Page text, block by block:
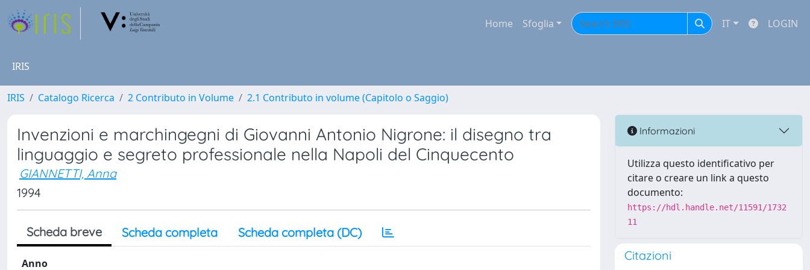
Home Sfoglia IT LOGIN
IRIS
IRIS Catalogo Ricerca 2 Contributo in Volume 2.1 Contributo in volume (Capitolo o Saggio)
Invenzioni e marchingegni di Giovanni Antonio Nigrone: il disegno tra
linguaggio e segreto professionale nella Napoli del Cinquecento
GIANNETTI, Anna
1994
Scheda breve Scheda completa Scheda completa (DC)
Anno
Informazioni
Utilizza questo identificativo per
citare o creare un link a questo
documento:
https://hdl.handle.net/11591/1732
11
Citazioni